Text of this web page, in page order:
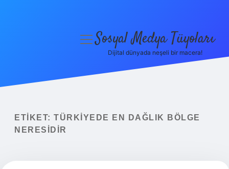
Yasal Uyarı
menüyüSosyal Medya Tüyoları
Dijital dünyada neşeli bir macera!
ETIKET: TÜRKIYEDE EN DAĞLIK BÖLGE
NERESIDIR